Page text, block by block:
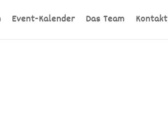
Event-Kalender Das Team Kontakt